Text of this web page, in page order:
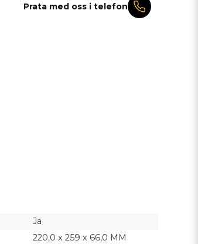
Prata med oss i telefon
Ja
220,0 x 259 x 66,0 MM